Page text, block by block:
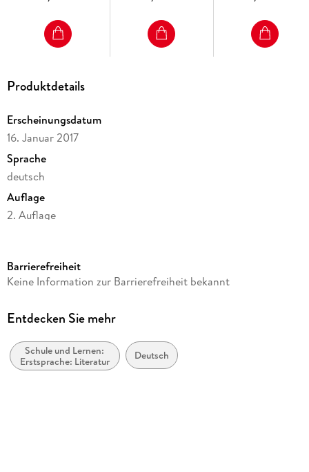
Produktdetails
Erscheinungsdatum
16. Januar 2017
Sprache
deutsch
Auflage
2. Auflage
Altersempfehlung
Reihe
Verlag/Hersteller
Klett Lerntraining
Barrierefreiheit
Keine Information zur Barrierefreiheit bekannt
Entdecken Sie mehr
Schule und Lernen:
Erstsprache: Literatur
Deutsch